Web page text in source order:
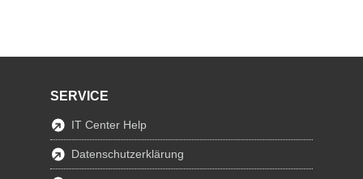
SERVICE
IT Center Help
Datenschutzerklärung